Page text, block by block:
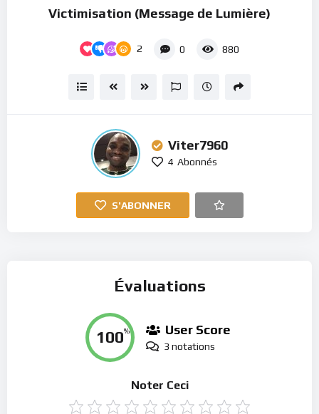
Victimisation (Message de Lumière)
2 0 880
Viter7960
4 Abonnés
S'ABONNER
Évaluations
100% User Score
3 notations
Noter Ceci